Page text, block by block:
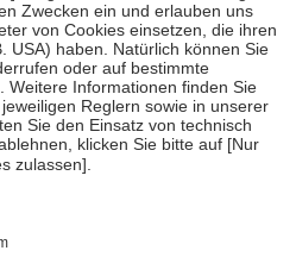
für ihre eigene Gesundheit zu
der Familie zu unterstützen,
zum vollendeten 18. Lebensjahr
und Früherkennung, die von der